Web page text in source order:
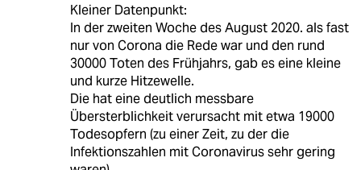
Kleiner Datenpunkt:
In der zweiten Woche des August 2020. als fast
nur von Corona die Rede war und den rund
30000 Toten des Frühjahrs, gab es eine kleine
und kurze Hitzewelle.
Die hat eine deutlich messbare
Übersterblichkeit verursacht mit etwa 19000
Todesopfern (zu einer Zeit, zu der die
Infektionszahlen mit Coronavirus sehr gering